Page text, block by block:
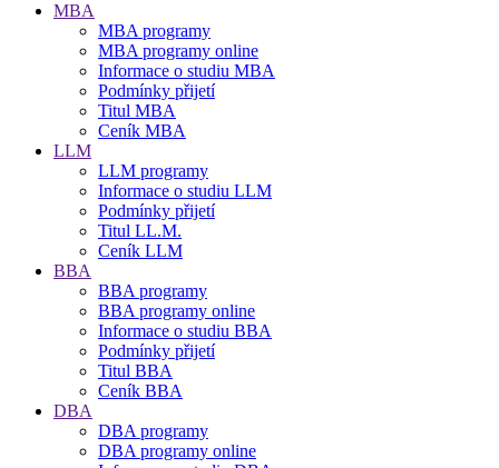
MBA
MBA programy
MBA programy online
Informace o studiu MBA
Podmínky přijetí
Titul MBA
Ceník MBA
LLM
LLM programy
Informace o studiu LLM
Podmínky přijetí
Titul LL.M.
Ceník LLM
BBA
BBA programy
BBA programy online
Informace o studiu BBA
Podmínky přijetí
Titul BBA
Ceník BBA
DBA
DBA programy
DBA programy online